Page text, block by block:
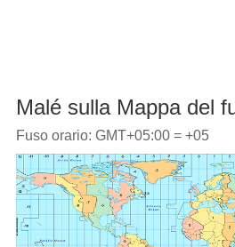
Malé sulla Mappa del
Fuso orario: GMT+05:00 = +05